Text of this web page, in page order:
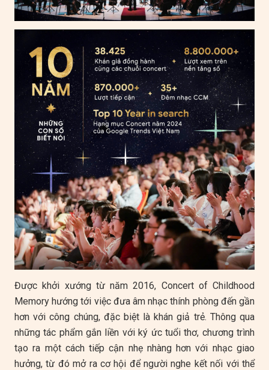
Được khởi xướng từ năm 2016, Concert of Childhood
Memory hướng tới việc đưa âm nhạc thính phòng đến gần
hơn với công chúng, đặc biệt là khán giả trẻ. Thông qua
những tác phẩm gắn liền với ký ức tuổi thơ, chương trình
tạo ra một cách tiếp cận nhẹ nhàng hơn với nhạc giao
hưởng, từ đó mở ra cơ hội để người nghe kết nối với thể